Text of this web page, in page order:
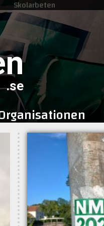
Skolarbeten
.se